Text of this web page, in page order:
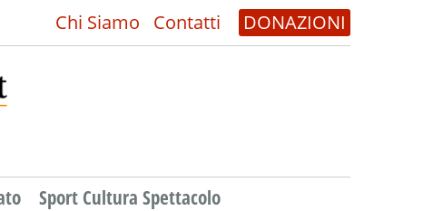
Chi Siamo Contatti DONAZIONI
Sport Cultura Spettacolo